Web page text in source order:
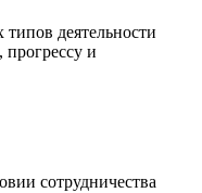
деятельности
и
сотрудничества